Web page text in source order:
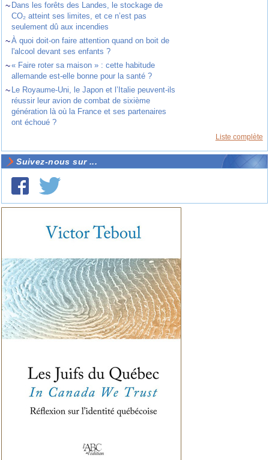
~ Dans les forêts des Landes, le stockage de
CO₂ atteint ses limites, et ce n’est pas
seulement dû aux incendies
~À quoi doit-on faire attention quand on boit de
l'alcool devant ses enfants ?
~« Faire roter sa maison » : cette habitude
allemande est-elle bonne pour la santé ?
~ Le Royaume-Uni, le Japon et l’Italie peuvent-ils
réussir leur avion de combat de sixième
génération là où la France et ses partenaires
ont échoué ?
Liste complète
Suivez-nous sur ...